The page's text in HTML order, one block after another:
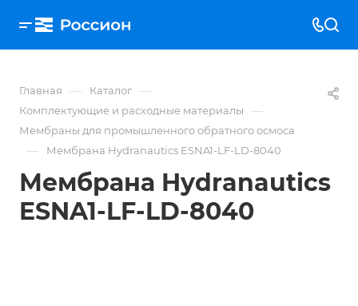
Главная — Каталог —
Комплектующие и расходные материалы —
Мембраны для промышленного обратного осмоса
— Мембрана Hydranautics ESNA1-LF-LD-8040
Мембрана Hydranautics
ESNA1-LF-LD-8040